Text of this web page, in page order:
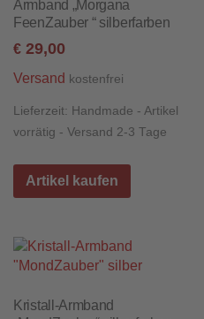
Armband „Morgana
FeenZauber “ silberfarben
€ 29,00
Versand kostenfrei
Lieferzeit: Handmade - Artikel
vorrätig - Versand 2-3 Tage
Artikel kaufen
Kristall-Armband